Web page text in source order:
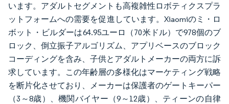
います。アダルトセグメントも高複雑性ロボティクスプラ
ットフォームへの需要を促進しています。Xiaomiのミ・ロ
ボット・ビルダーは64.95ユーロ（70米ドル）で978個のブ
ロック、倒立振子アルゴリズム、アプリベースのブロック
コーディングを含み、子供とアダルトメーカーの両方に訴
求しています。この年齢層の多様化はマーケティング戦略
を断片化させており、メーカーは保護者のゲートキーパー
（3～8歳）、機関バイヤー（9～12歳）、ティーンの自律